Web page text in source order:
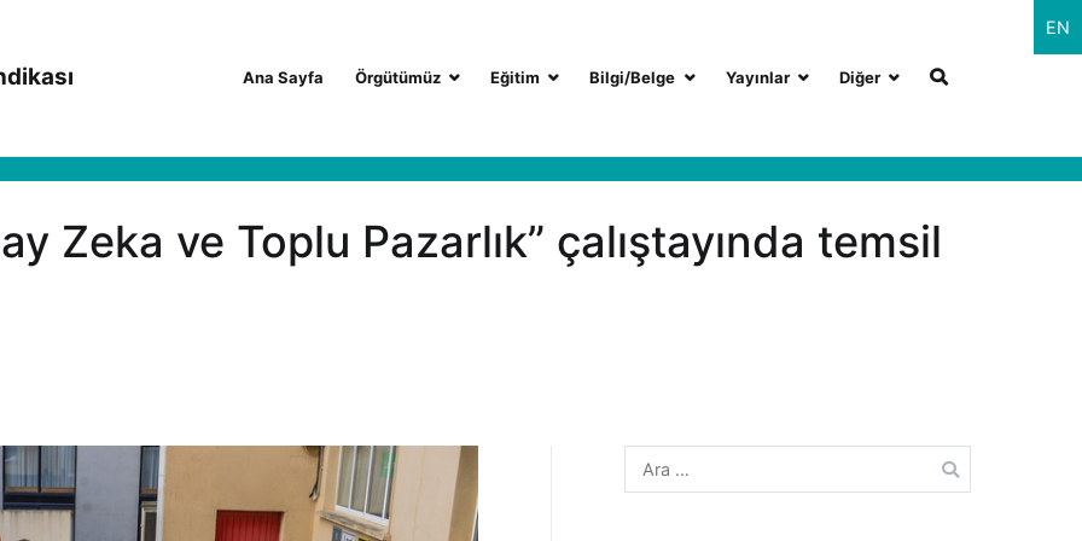
EN
Ana Sayfa Örgütümüz Eğitim Bilgi/Belge Yayınlar Diğer
Zeka ve Toplu Pazarlık” çalıştayında temsil
Arama: